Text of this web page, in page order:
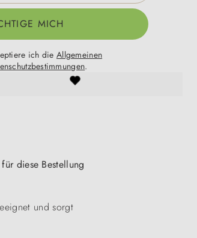
MICH
ich die Allgemeinen
.
diese Bestellung
und sorgt